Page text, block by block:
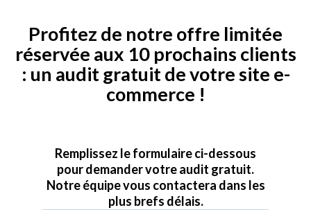
Profitez de notre offre limitée
réservée aux 10 prochains clients
: un audit gratuit de votre site e-
commerce !
Remplissez le formulaire ci-dessous
pour demander votre audit gratuit.
Notre équipe vous contactera dans les
plus brefs délais.